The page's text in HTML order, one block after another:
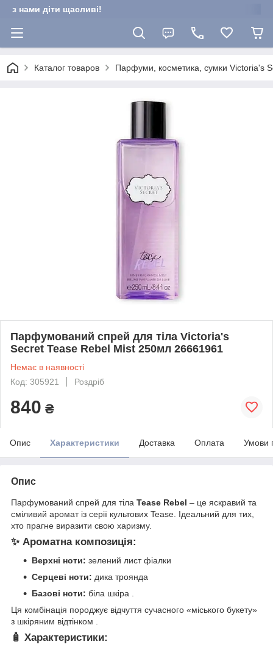
з нами діти щасливі!
Каталог товаров Парфуми, косметика, сумки Victoria's
Парфумований спрей для тіла Victoria's
Secret Tease Rebel Mist 250мл 26661961
Немає в наявності
Код: 305921
Роздріб
840 ₴
Опис Характеристики Доставка Оплата Умови
Опис
Парфумований спрей для тіла Tease Rebel – це яскравий та
сміливий аромат із серії культових Tease. Ідеальний для тих,
хто прагне виразити свою харизму.
✨ Ароматна композиція:
Верхні ноти: зелений лист фіалки
Серцеві ноти: дика троянда
Базові ноти: біла шкіра .
Ця комбінація породжує відчуття сучасного «міського букету»
з шкіряним відтінком .
🧴 Характеристики: